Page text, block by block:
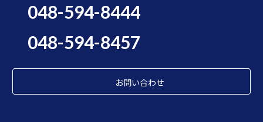
048-594-8444
048-594-8457
お問い合わせ